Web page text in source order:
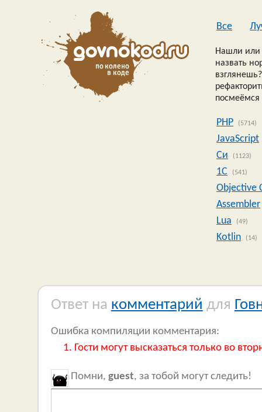
Все
Нашли или
назвать
посмеёмся
PHP (5714)
JavaScript
Си
(1123)
1C (541)
Objective
Assembler
Lua
(49)
Kotlin (14)
Ответ на комментарий для
Ошибка компиляции комментария:
Гости могут высказаться только во
Помни, guest, за тобой могут следить!